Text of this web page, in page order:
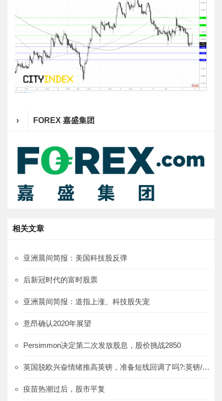
› FOREX 嘉盛集团
相关文章
亚洲晨间简报：美国科技股反弹
后新冠时代的富时股票
亚洲晨间简报：道指上涨、科技股失宠
意昂确认2020年展望
Persimmon决定第二次发放股息，股价挑战2850
英国脱欧兴奋情绪推高英镑，准备短线回调了吗?:英镑/美元、欧元/英镑
疫苗热潮过后，股市平复